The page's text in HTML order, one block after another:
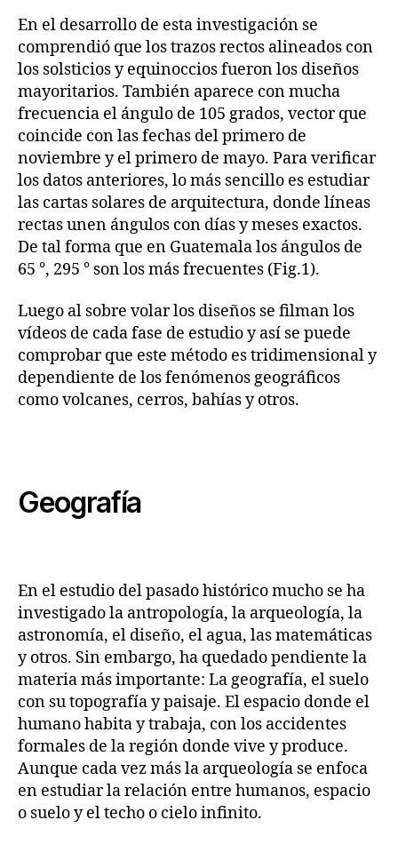
En el desarrollo de esta investigación se
comprendió que los trazos rectos alineados con
los solsticios y equinoccios fueron los diseños
mayoritarios. También aparece con mucha
frecuencia el ángulo de 105 grados, vector que
coincide con las fechas del primero de
noviembre y el primero de mayo. Para verificar
los datos anteriores, lo más sencillo es estudiar
las cartas solares de arquitectura, donde líneas
rectas unen ángulos con días y meses exactos.
De tal forma que en Guatemala los ángulos de
65 °, 295 ° son los más frecuentes (Fig.1).
Luego al sobre volar los diseños se filman los
vídeos de cada fase de estudio y así se puede
comprobar que este método es tridimensional y
dependiente de los fenómenos geográficos
como volcanes, cerros, bahías y otros.
Geografía
En el estudio del pasado histórico mucho se ha
investigado la antropología, la arqueología, la
astronomía, el diseño, el agua, las matemáticas
y otros. Sin embargo, ha quedado pendiente la
materia más importante: La geografía, el suelo
con su topografía y paisaje. El espacio donde el
humano habita y trabaja, con los accidentes
formales de la región donde vive y produce.
Aunque cada vez más la arqueología se enfoca
en estudiar la relación entre humanos, espacio
o suelo y el techo o cielo infinito.